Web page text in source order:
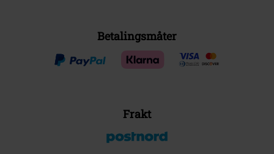
Betalingsmåter
Frakt